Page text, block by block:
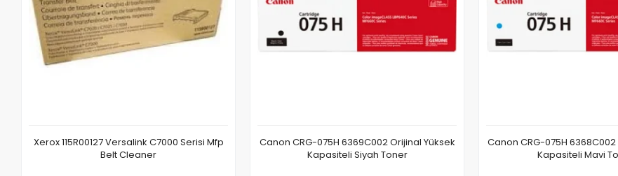
Xerox 115R00127 Versalink C7000 Serisi Mfp
Belt Cleaner
Canon CRG-075H 6369C002 Orijinal Yüksek
Kapasiteli Siyah Toner
Canon CRG-075H
Kapasiteli Mavi